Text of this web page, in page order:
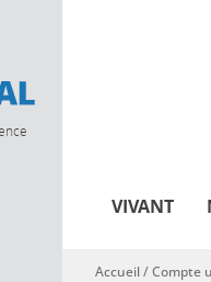
VIVANT
Vous êtes ici
Accueil/Compte